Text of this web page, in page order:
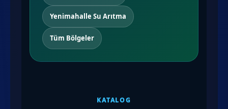
Yenimahalle Su Arıtma
Tüm Bölgeler
KATALOG